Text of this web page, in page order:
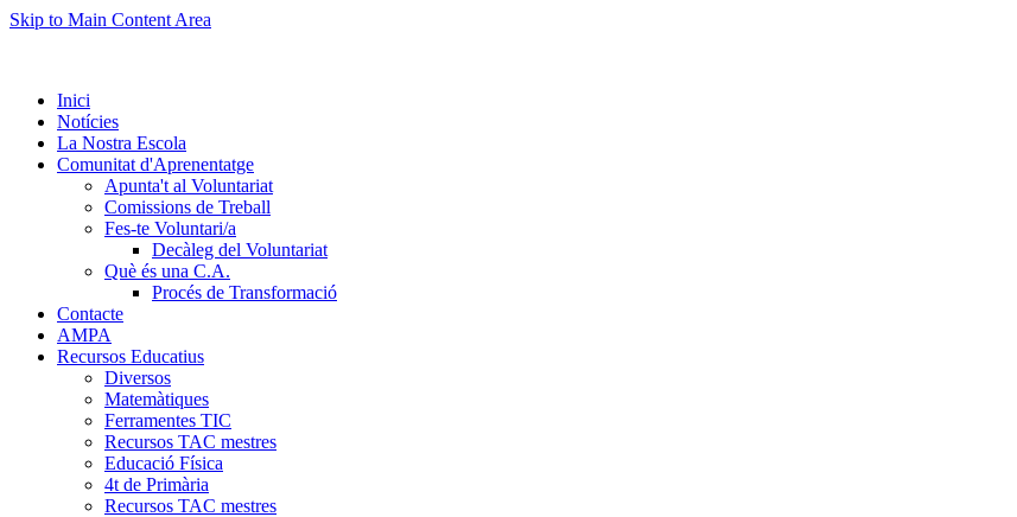
Skip to Main Content Area
Inici
Notícies
La Nostra Escola
Comunitat d'Aprenentatge
Apunta't al Voluntariat
Comissions de Treball
Fes-te Voluntari/a
Decàleg del Voluntariat
Què és una C.A.
Procés de Transformació
Contacte
AMPA
Recursos Educatius
Diversos
Matemàtiques
Ferramentes TIC
Recursos TAC mestres
Educació Física
4t de Primària
Recursos TAC mestres